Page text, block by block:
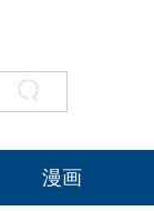
漫画